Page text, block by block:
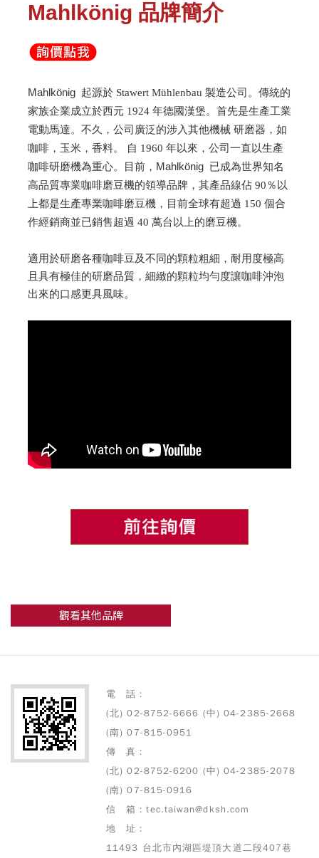
Mahlkönig 品牌簡介
Mahlkönig 起源於 Stawert Mühlenbau 製造公司。傳統的
家族企業成立於西元 1924 年德國漢堡。首先是生產工業
電動馬達。不久，公司廣泛的涉入其他機械 研磨器，如
咖啡，玉米，香料。 自 1960 年以來，公司一直以生產
咖啡研磨機為重心。目前， Mahlkönig 已成為世界知名
高品質專業咖啡磨豆機的領導品牌，其產品線佔 90％以
上都是生產專業咖啡磨豆機，目前全球有超過 150 個合
作經銷商並已銷售超過 40 萬台以上的磨豆機。
適用於研磨各種咖啡豆及不同的顆粒粗細，耐用度極高
且具有極佳的研磨品質，細緻的顆粒均勻度讓咖啡沖泡
出來的口感更具風味。
觀看其他品牌
電 話：
(北) 02-8752-6666 (中) 04-2385-2668
(南) 07-815-0951
傳 真：
(北) 02-8752-6200 (中) 04-2385-2078
(南) 07-815-0916
信 箱：tec.taiwan@dksh.com
地 址：
11493 台北市內湖區堤頂大道二段407巷